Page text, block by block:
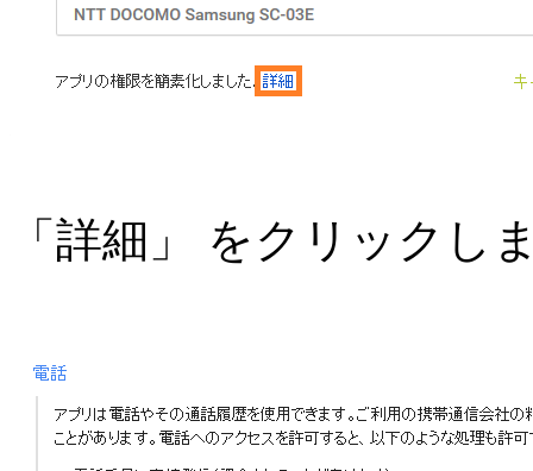
「詳細」 をクリックし